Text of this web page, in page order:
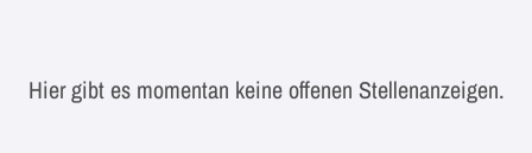
Hier gibt es momentan keine offenen Stellenanzeigen.